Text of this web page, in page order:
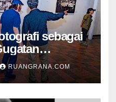
sebagai
RUANGRANA.COM